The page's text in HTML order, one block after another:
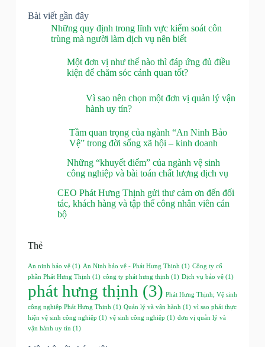
Bài viết gần đây
Những quy định trong lĩnh vực kiểm soát côn
trùng mà người làm dịch vụ nên biết
Một đơn vị như thế nào thì đáp ứng đủ điều
kiện để chăm sóc cảnh quan tốt?
Vì sao nên chọn một đơn vị quản lý vận
hành uy tín?
Tầm quan trọng của ngành “An Ninh Bảo
Vệ” trong đời sống xã hội – kinh doanh
Những “khuyết điểm” của ngành vệ sinh
công nghiệp và bài toán chất lượng dịch vụ
CEO Phát Hưng Thịnh gửi thư cảm ơn đến đối
tác, khách hàng và tập thể công nhân viên cán
bộ
Thẻ
An ninh bảo vệ(1) An Ninh bảo vệ - Phát Hưng Thịnh (1) Công ty cổ
phần Phát Hưng Thịnh (1) công ty phát hưng thịnh (1) Dịch vụ bảo vệ(1)
phát hưng thịnh (3) Phát Hưng Thịnh; Vệ sinh
công nghiệp Phát Hưng Thịnh (1) Quản lý và vận hành (1) vì sao phải thực
hiện vệ sinh công nghiệp (1) vệ sinh công nghiệp (1) đơn vị quản lý và
vận hành uy tín (1)